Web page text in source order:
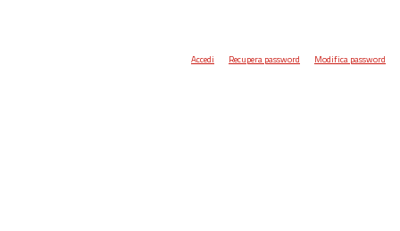
Accedi Recupera password Modifica password